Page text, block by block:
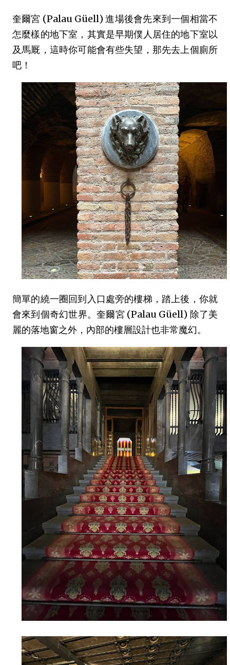
奎爾宮 (Palau Güell) 進場後會先來到一個相當不
怎麼樣的地下室，其實是早期僕人居住的地下室以
及馬厩，這時你可能會有些失望，那先去上個廁所
吧！
簡單的繞一圈回到入口處旁的樓梯，踏上後，你就
會來到個奇幻世界。奎爾宮 (Palau Güell) 除了美
麗的落地窗之外，內部的樓層設計也非常魔幻。